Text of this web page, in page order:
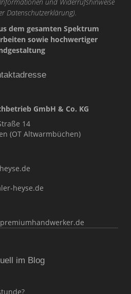
Datenschutzerklärung).
dem gesamten Spektrum
sowie hochwertiger
GmbH & Co. KG
14
(OT Altwarmbüchen)
heyse.de
im Blog